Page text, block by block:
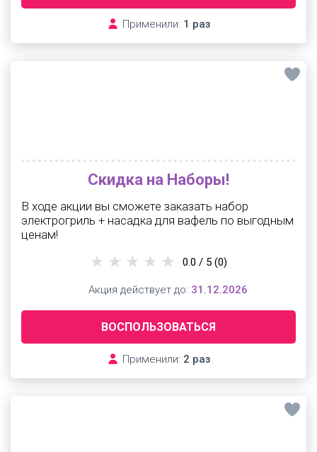
Применили: 1 раз
Скидка на Наборы!
В ходе акции вы сможете заказать набор
электрогриль + насадка для вафель по выгодным
ценам!
ВОСПОЛЬЗОВАТЬСЯ
Применили: 2 раз
0.0 / 5 (0)
Акция действует до: 31.12.2026